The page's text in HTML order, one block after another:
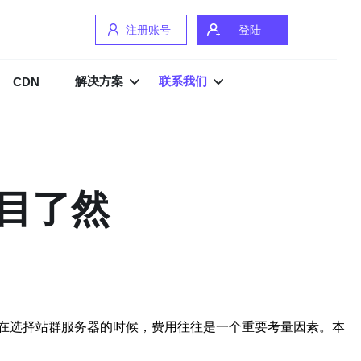
注册账号 登陆
CDN 解决方案 联系我们
了然
择站群服务器的时候，费用往往是一个重要考量因素。本